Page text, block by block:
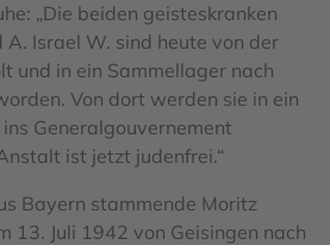
„Die beiden geisteskranken
A. Israel W. sind heute von der
und in ein Sammellager nach
Von dort werden sie in ein
Generalgouvernement
ist jetzt judenfrei.“
Bayern stammende Moritz
13. Juli 1942 von Geisingen nach